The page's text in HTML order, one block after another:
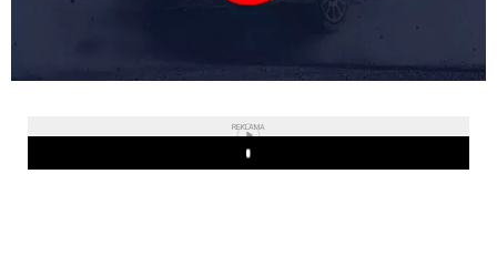
REKLAMA
Play